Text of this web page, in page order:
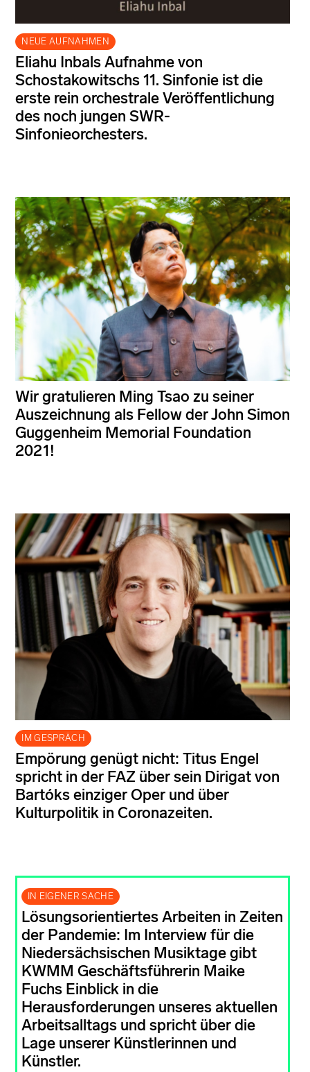
NEUE AUFNAHMEN
Eliahu Inbals Aufnahme von
Schostakowitschs 11. Sinfonie ist die
erste rein orchestrale Veröffentlichung
des noch jungen SWR-
Sinfonieorchesters.
Wir gratulieren Ming Tsao zu seiner
Auszeichnung als Fellow der John Simon
Guggenheim Memorial Foundation
2021!
IM GESPRÄCH
Empörung genügt nicht: Titus Engel
spricht in der FAZ über sein Dirigat von
Bartóks einziger Oper und über
Kulturpolitik in Coronazeiten.
IN EIGENER SACHE
Lösungsorientiertes Arbeiten in Zeiten
der Pandemie: Im Interview für die
Niedersächsischen Musiktage gibt
KWMM Geschäftsführerin Maike
Fuchs Einblick in die
Herausforderungen unseres aktuellen
Arbeitsalltags und spricht über die
Lage unserer Künstlerinnen und
Künstler.